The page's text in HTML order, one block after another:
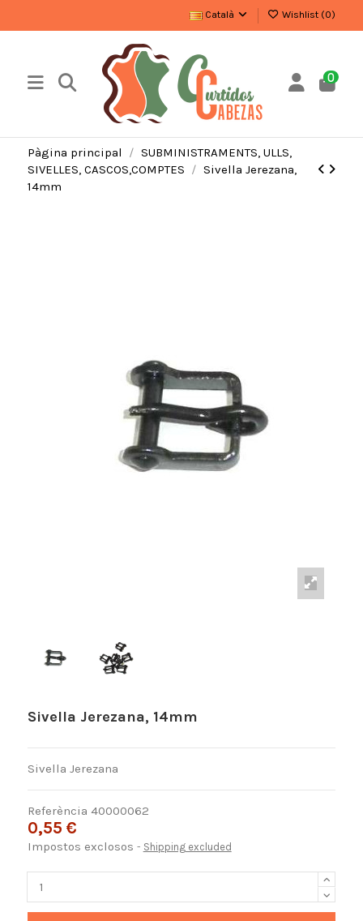
Català Wishlist (0)
0
Pàgina principal
SUBMINISTRAMENTS, ULLS,
SIVELLES, CASCOS,COMPTES
Sivella Jerezana,
14mm
Sivella Jerezana, 14mm
Sivella Jerezana
Referència 40000062
0,55 €
Impostos exclosos Shipping excluded